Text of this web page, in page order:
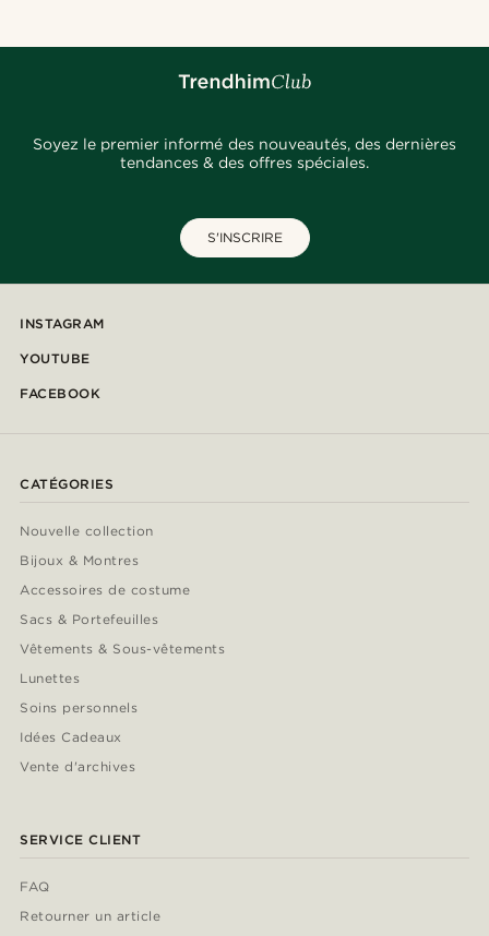
Soyez le premier informé des nouveautés, des dernières
tendances & des offres spéciales.
S'INSCRIRE
INSTAGRAM
YOUTUBE
FACEBOOK
CATÉGORIES
Nouvelle collection
Bijoux & Montres
Accessoires de costume
Sacs & Portefeuilles
Vêtements & Sous-vêtements
Lunettes
Soins personnels
Idées Cadeaux
Vente d'archives
SERVICE CLIENT
FAQ
Retourner un article